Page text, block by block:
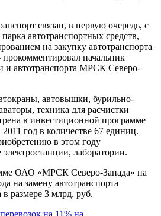
связан, в первую очередь, с
автотранспортных средств,
на закупку автотранспорта
начальник
и автотранспорта МРСК Северо-
автовышки, бурильно-
техника для расчистки
в инвестиционной программе
год в количестве 67 единиц.
в этом году
лаборатории.
ОАО «МРСК Северо-Запада» на
на замену автотранспорта
размере 3 млрд. руб.
на 11% на